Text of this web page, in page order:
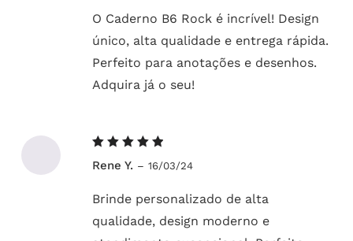
O Caderno B6 Rock é incrível! Design
único, alta qualidade e entrega rápida.
Perfeito para anotações e desenhos.
Adquira já o seu!
5de 5
Rene Y. – 16/03/24
Brinde personalizado de alta
qualidade, design moderno e